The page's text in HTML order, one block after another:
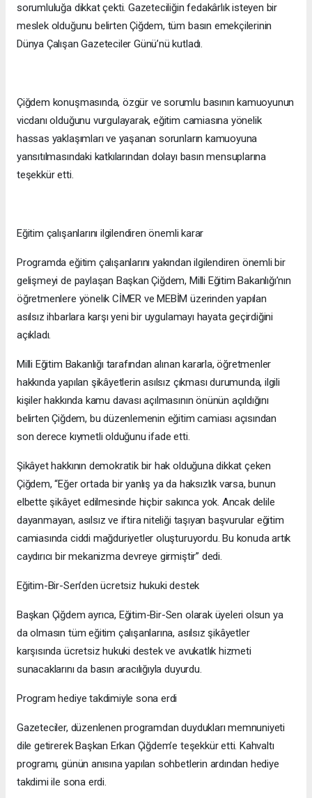
sorumluluğa dikkat çekti. Gazeteciliğin fedakârlık isteyen bir
meslek olduğunu belirten Çiğdem, tüm basın emekçilerinin
Dünya Çalışan Gazeteciler Günü’nü kutladı.
Çiğdem konuşmasında, özgür ve sorumlu basının kamuoyunun
vicdanı olduğunu vurgulayarak, eğitim camiasına yönelik
hassas yaklaşımları ve yaşanan sorunların kamuoyuna
yansıtılmasındaki katkılarından dolayı basın mensuplarına
teşekkür etti.
Eğitim çalışanlarını ilgilendiren önemli karar
Programda eğitim çalışanlarını yakından ilgilendiren önemli bir
gelişmeyi de paylaşan Başkan Çiğdem, Milli Eğitim Bakanlığı’nın
öğretmenlere yönelik CİMER ve MEBİM üzerinden yapılan
asılsız ihbarlara karşı yeni bir uygulamayı hayata geçirdiğini
açıkladı.
Milli Eğitim Bakanlığı tarafından alınan kararla, öğretmenler
hakkında yapılan şikâyetlerin asılsız çıkması durumunda, ilgili
kişiler hakkında kamu davası açılmasının önünün açıldığını
belirten Çiğdem, bu düzenlemenin eğitim camiası açısından
son derece kıymetli olduğunu ifade etti.
Şikâyet hakkının demokratik bir hak olduğuna dikkat çeken
Çiğdem, “Eğer ortada bir yanlış ya da haksızlık varsa, bunun
elbette şikâyet edilmesinde hiçbir sakınca yok. Ancak delile
dayanmayan, asılsız ve iftira niteliği taşıyan başvurular eğitim
camiasında ciddi mağduriyetler oluşturuyordu. Bu konuda artık
caydırıcı bir mekanizma devreye girmiştir” dedi.
Eğitim-Bir-Sen’den ücretsiz hukuki destek
Başkan Çiğdem ayrıca, Eğitim-Bir-Sen olarak üyeleri olsun ya
da olmasın tüm eğitim çalışanlarına, asılsız şikâyetler
karşısında ücretsiz hukuki destek ve avukatlık hizmeti
sunacaklarını da basın aracılığıyla duyurdu.
Program hediye takdimiyle sona erdi
Gazeteciler, düzenlenen programdan duydukları memnuniyeti
dile getirerek Başkan Erkan Çiğdem’e teşekkür etti. Kahvaltı
programı, günün anısına yapılan sohbetlerin ardından hediye
takdimi ile sona erdi.